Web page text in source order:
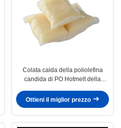
Colata calda della poliolefina
candida di PO Hotmelt della
Ottieni il miglior prezzo